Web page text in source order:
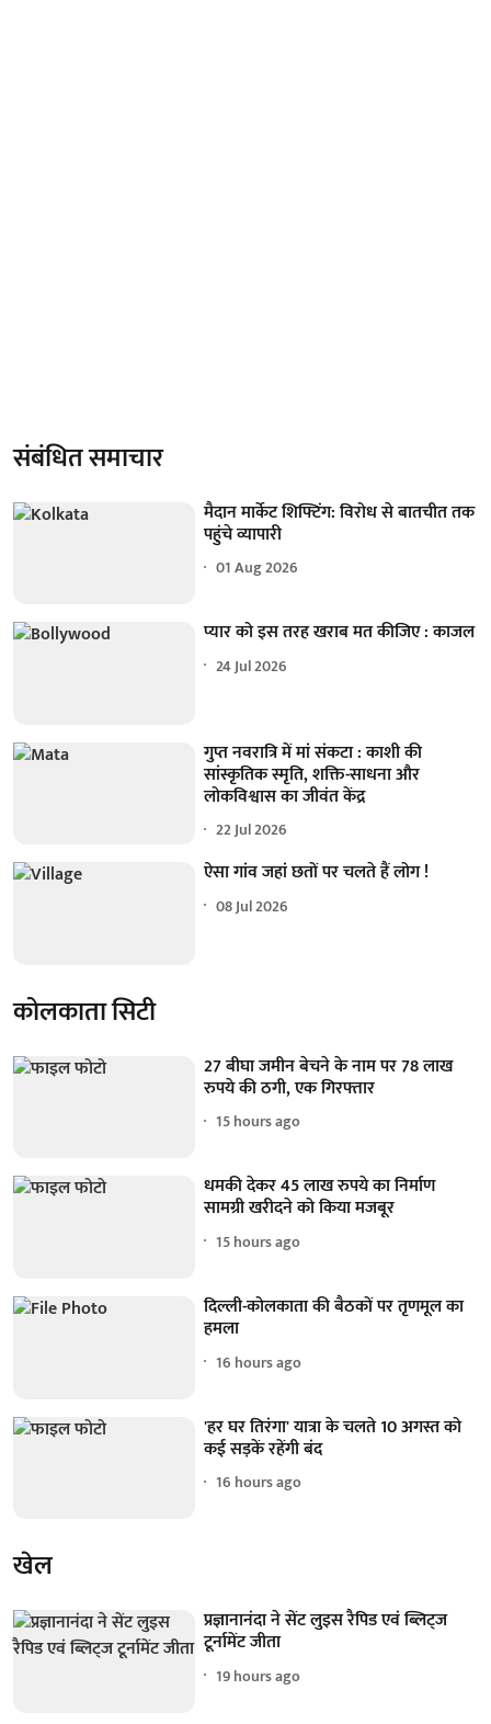
संबंधित समाचार
मैदान मार्केट शिफ्टिंग: विरोध से बातचीत तक
पहुंचे व्यापारी
01 Aug 2026
प्यार को इस तरह खराब मत कीजिए : काजल
24 Jul 2026
गुप्त नवरात्रि में मां संकटा : काशी की
सांस्कृतिक स्मृति, शक्ति-साधना और
लोकविश्वास का जीवंत केंद्र
22 Jul 2026
ऐसा गांव जहां छतों पर चलते हैं लोग !
08 Jul 2026
कोलकाता सिटी
27 बीघा जमीन बेचने के नाम पर 78 लाख
रुपये की ठगी, एक गिरफ्तार
15 hours ago
धमकी देकर 45 लाख रुपये का निर्माण
सामग्री खरीदने को किया मजबूर
15 hours ago
दिल्ली-कोलकाता की बैठकों पर तृणमूल का
हमला
16 hours ago
'हर घर तिरंगा' यात्रा के चलते 10 अगस्त को
कई सड़कें रहेंगी बंद
16 hours ago
खेल
प्रज्ञानानंदा ने सेंट लुइस रैपिड एवं ब्लिट्ज
टूर्नामेंट जीता
19 hours ago